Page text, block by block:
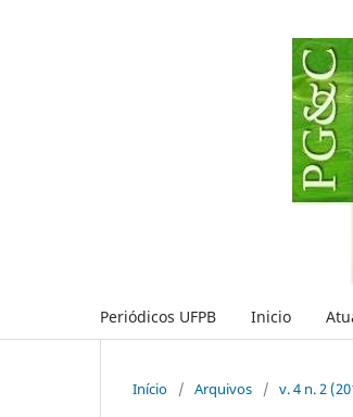
Periódicos UFPB Inicio
Início / Arquivos / v. 4 n. 2